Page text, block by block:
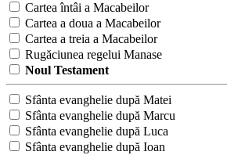
Cartea întâi a Macabeilor
Cartea a doua a Macabeilor
Cartea a treia a Macabeilor
Rugăciunea regelui Manase
Noul Testament
Sfânta evanghelie după Matei
Sfânta evanghelie după Marcu
Sfânta evanghelie după Luca
Sfânta evanghelie după Ioan